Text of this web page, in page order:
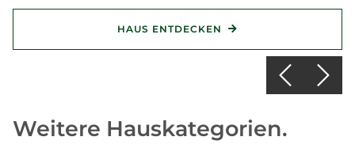
HAUS ENTDECKEN
Weitere Hauskategorien.